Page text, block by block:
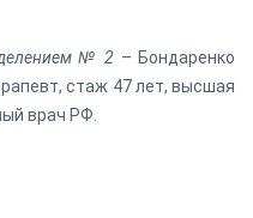
№ 2 – Бондаренко
стаж 47 лет, высшая
врач РФ.